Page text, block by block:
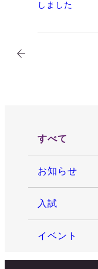
しました
すべて
お知らせ
入試
イベント